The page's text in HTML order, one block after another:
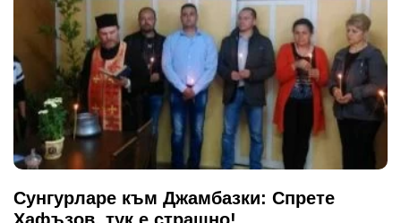
Сунгурларе към Джамбазки: Спрете